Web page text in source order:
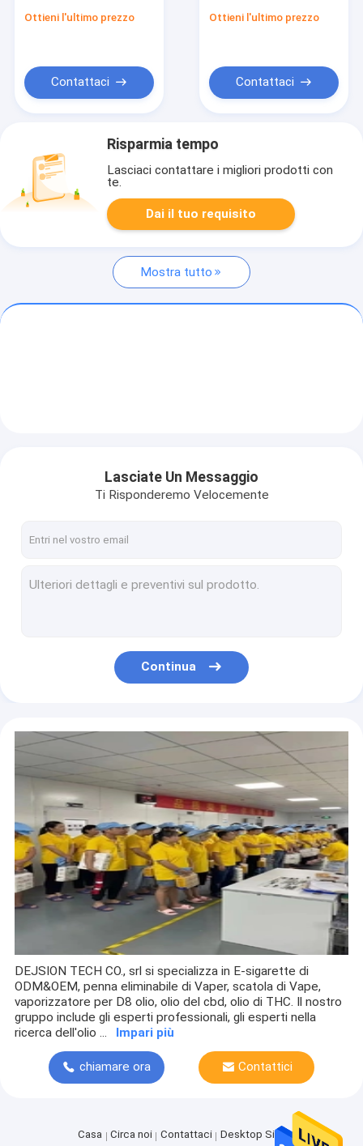
Casa
Ottieni l'ultimo prezzo
Contattaci
Ottieni l'ultimo prezzo
Contattaci
Risparmia tempo
Lasciaci contattare i migliori prodotti con
te.
Dai il tuo requisito
Mostra tutto
Lasciate Un Messaggio
Ti Risponderemo Velocemente
Continua
DEJSION TECH CO., srl si specializza in E-sigarette di
ODM&OEM, penna eliminabile di Vaper, scatola di Vape,
vaporizzatore per D8 olio, olio del cbd, olio di THC. Il nostro
gruppo include gli esperti professionali, gli esperti nella
ricerca dell'olio ...
Impari più
chiamare ora Contattici
Casa Circa noi Contattaci
Desktop Site